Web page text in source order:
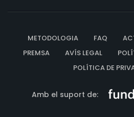
METODOLOGIA FAQ
PREMSA
AVÍS LEGAL
POLÍTICA DE
Amb el suport de: